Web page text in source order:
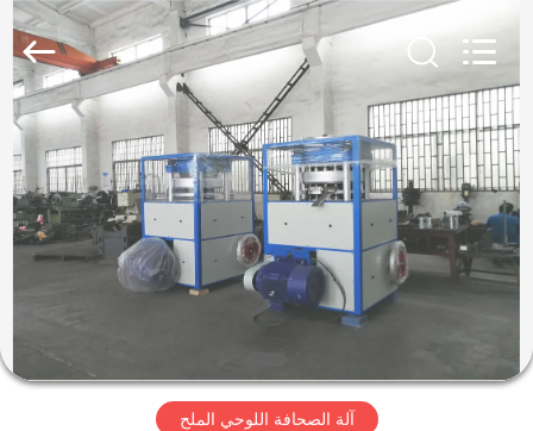
الصفحة
الرئيسية
منتجات
معلومات
عنا
Machinery
Rights
Reserved.
آلة الصحافة اللوحي الملح